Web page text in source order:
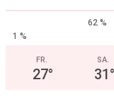
62 %
1 %
FR.
27°
SA.
31°